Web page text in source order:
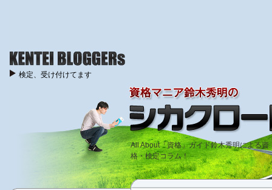
All About「資格」ガイド鈴木秀明による資
格・検定コラム！
検定、受け付けてます